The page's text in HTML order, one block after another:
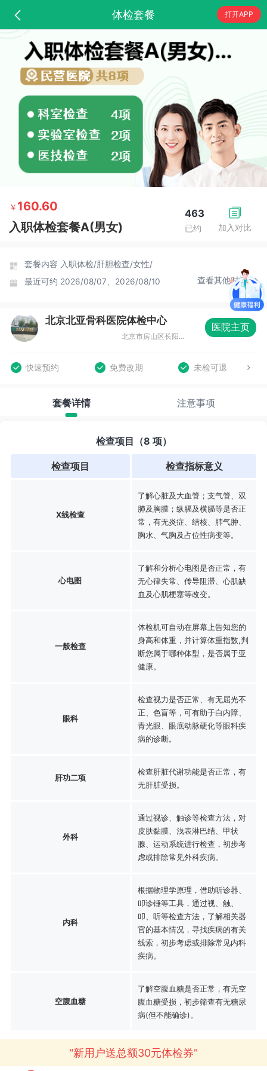
体检套餐 打开APP
加入对比
463
已约
￥ 160.60
入职体检套餐A(男女)
套餐内容 入职体检/肝胆检查/女性/
最近可约 2026/08/07、2026/08/10 查看其他时间
北京北亚骨科医院体检中心
北京市房山区长阳昊天北大街20号
医院主页
快速预约 免费改期 未检可退
套餐详情 注意事项
检查项目（8 项）
检查项目 检查指标意义
X线检查
了解心脏及大血管；支气管、双
肺及胸膜；纵膈及横膈等是否正
常，有无炎症、结核、肺气肿、
胸水、气胸及占位性病变等。
心电图
了解和分析心电图是否正常，有
无心律失常、传导阻滞、心肌缺
血及心肌梗塞等改变。
一般检查
体检机可自动在屏幕上告知您的
身高和体重，并计算体重指数,判
断您属于哪种体型，是否属于亚
健康。
眼科
检查视力是否正常、有无屈光不
正、色盲等，可有助于白内障、
青光眼、眼底动脉硬化等眼科疾
病的诊断。
肝功二项
检查肝脏代谢功能是否正常，有
无肝脏受损。
外科
通过视诊、触诊等检查方法，对
皮肤黏膜、浅表淋巴结、甲状
腺、运动系统进行检查，初步考
虑或排除常见外科疾病。
内科
根据物理学原理，借助听诊器、
叩诊锤等工具，通过视、触、
叩、听等检查方法，了解相关器
官的基本情况，寻找疾病的有关
线索，初步考虑或排除常见内科
疾病。
空腹血糖
了解空腹血糖是否正常，有无空
腹血糖受损，初步筛查有无糖尿
病(但不能确诊)。
"新用户送总额30元体检券"